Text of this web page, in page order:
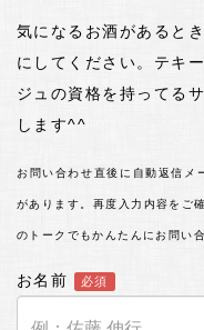
気になるお酒があると
にしてください。テキ
ジュの資格を持ってる
します^^
お問い合わせ直後に自動返信メ
があります。再度入力内容をご
のトークでもかんたんにお問い
お名前 必須